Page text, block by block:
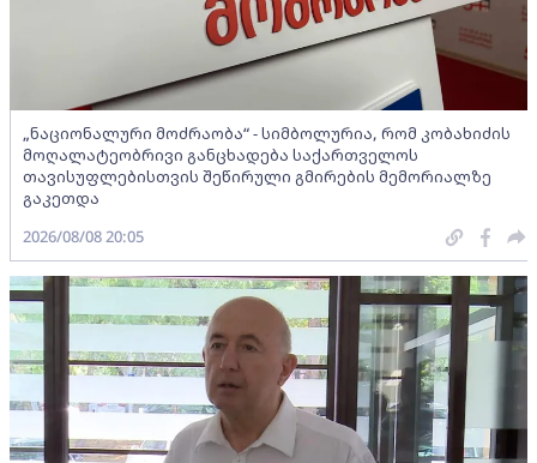
„ნაციონალური მოძრაობა“ - სიმბოლურია, რომ კობახიძის
მოღალატეობრივი განცხადება საქართველოს
თავისუფლებისთვის შეწირული გმირების მემორიალზე
გაკეთდა
2026/08/08 20:05